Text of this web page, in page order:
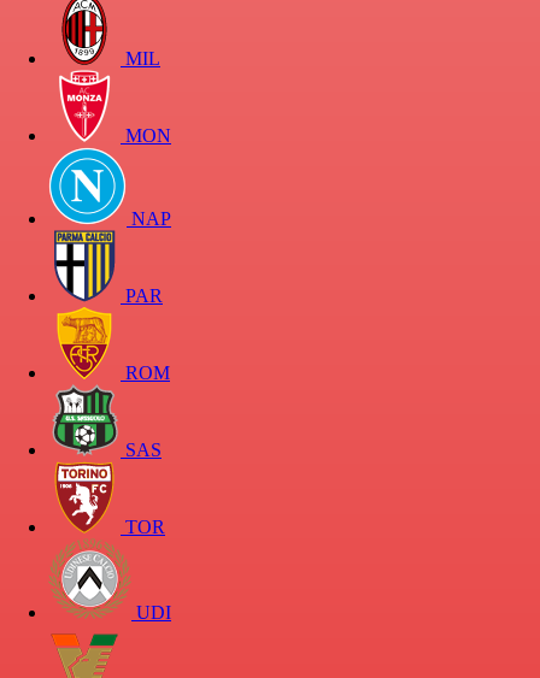
MIL
MON
NAP
PAR
ROM
SAS
TOR
UDI